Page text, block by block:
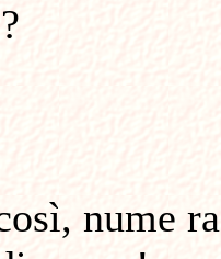
nume